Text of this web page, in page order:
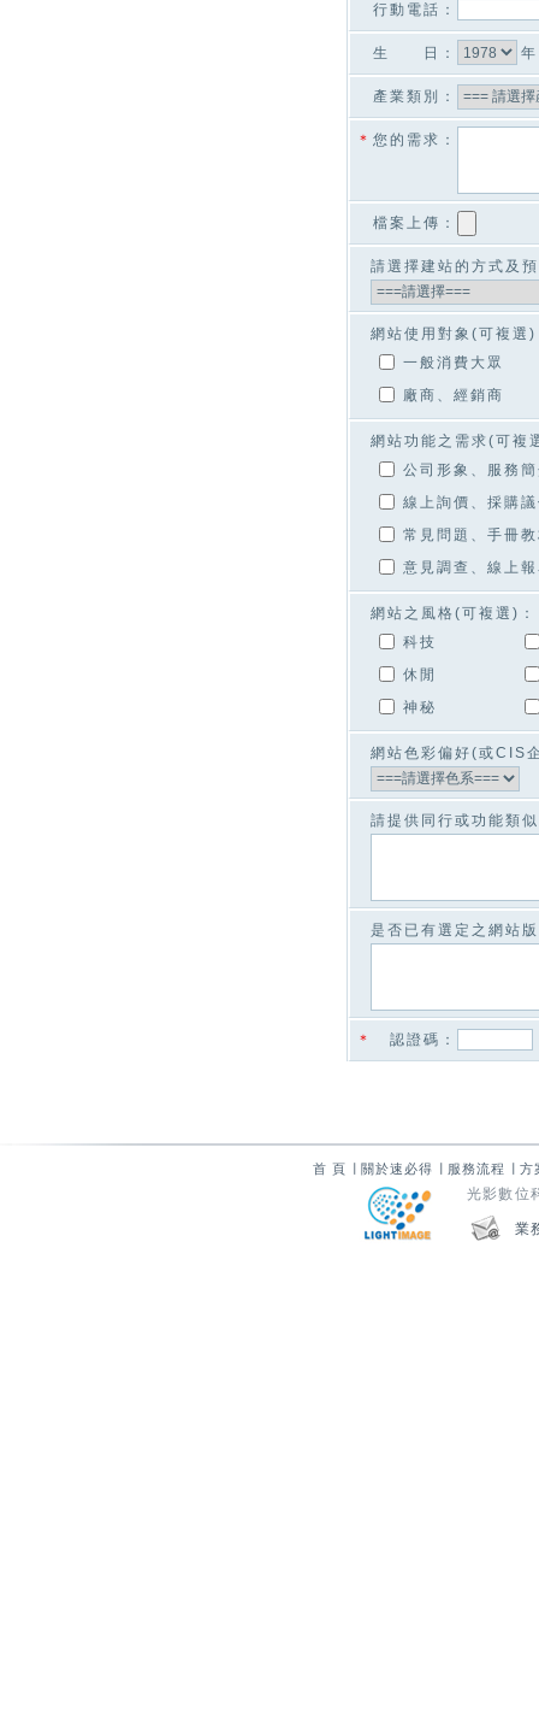
行動電話：
生 日： 年
產業類別：
＊ 您的需求：
檔案上傳：
請選擇建站的方式及
網站使用對象(可複選)
一般消費大眾
廠商、經銷商
網站功能之需求(可複
公司形象、服務
線上詢價、採購
常見問題、手冊
意見調查、線上
網站之風格(可複選)：
科技
休閒
神秘
網站色彩偏好(或CIS
請提供同行或功能類
是否已有選定之網站
＊ 認證碼 ：
首 頁 關於速必得 服務流程 方
光影數
業